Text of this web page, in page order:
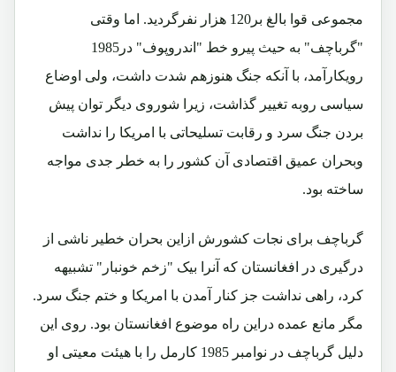
مجموعی قوا بالغ بر120 هزار نفرگردید. اما وقتی
"گرباچف" به حیث پیرو خط "اندروپوف" در1985
رویکارآمد، با آنکه جنگ هنوزهم شدت داشت، ولی اوضاع
سیاسی روبه تغییر گذاشت، زیرا شوروی دیگر توان پیش
بردن جنگ سرد و رقابت تسلیحاتی با امریکا را نداشت
وبحران عمیق اقتصادی آن کشور را به خطر جدی مواجه
ساخته بود.
گرباچف برای نجات کشورش ازاین بحران خطیر ناشی از
درگیری در افغانستان که آنرا بیک "زخم خونبار" تشبیهه
کرد، راهی نداشت جز کنار آمدن با امریکا و ختم جنگ سرد.
مگر مانع عمده دراین راه موضوع افغانستان بود. روی این
دلیل گرباچف در نوامبر 1985 کارمل را با هیئت معیتی او